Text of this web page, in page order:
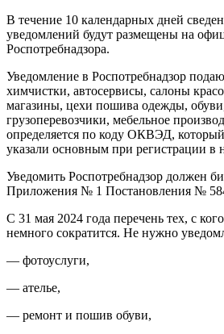
В течение 10 календарных дней
уведомлений будут размещены на
Роспотребнадзора.
Уведомление в Роспотребнадзор
химчистки, автосервисы, салоны
магазины, цехи пошива одежды,
грузоперевозчики, мебельное
определяется по коду ОКВЭД,
указали основным при регистрации в
Уведомить Роспотребнадзор должен
Приложения № 1 Постановления №
С 31 мая 2024 года перечень тех, с
немного сократится. Не нужно
— фотоуслуги,
— ателье,
— ремонт и пошив обуви,